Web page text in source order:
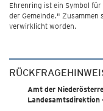
Ehrenring ist ein Symbol
der Gemeinde." Zusammen
verwirklicht worden.
Amt der
Landesamtsdirektion